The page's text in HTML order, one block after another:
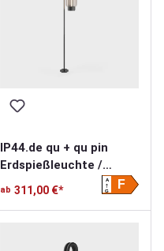
IP44.de qu + qu pin
Erdspießleuchte /
Akkuleuchte
ab 311,00 €* F
A
G